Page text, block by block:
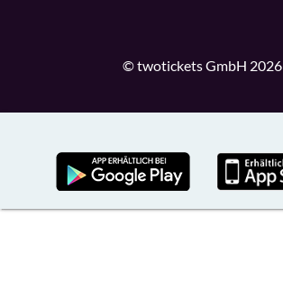
© twotickets GmbH 2026